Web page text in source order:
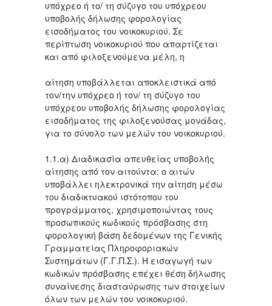
υπόχρεο ή το/ τη σύζυγο του υπόχρεου
υποβολής δήλωσης φορολογίας
εισοδήματος του νοικοκυριού. Σε
περίπτωση νοικοκυριού που απαρτίζεται
και από φιλοξενούμενα μέλη, η
αίτηση υποβάλλεται αποκλειστικά από
τον/την υπόχρεο ή τον/ τη σύζυγο του
υπόχρεου υποβολής δήλωσης φορολογίας
εισοδήματος της φιλοξενούσας μονάδας,
για το σύνολο των μελών του νοικοκυριού.
1.1.α) Διαδικασία απευθείας υποβολής
αίτησης από τον αιτούντα: ο αιτών
υποβάλλει ηλεκτρονικά την αίτηση μέσω
του διαδικτυακού ιστότοπου του
προγράμματος, χρησιμοποιώντας τους
προσωπικούς κωδικούς πρόσβασης στη
φορολογική βάση δεδομένων της Γενικής
Γραμματείας Πληροφοριακών
Συστημάτων (Γ.Γ.Π.Σ.). Η εισαγωγή των
κωδικών πρόσβασης επέχει θέση δήλωσης
συναίνεσης διασταύρωσης των στοιχείων
όλων των μελών του νοικοκυριού.